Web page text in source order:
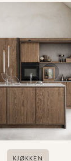
KJØKKEN